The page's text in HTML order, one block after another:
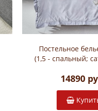
Постельное
(1,5 - спальный;
2312-4S)
14890